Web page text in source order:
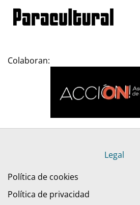
Colaboran:
Legal
Política de cookies
Política de privacidad